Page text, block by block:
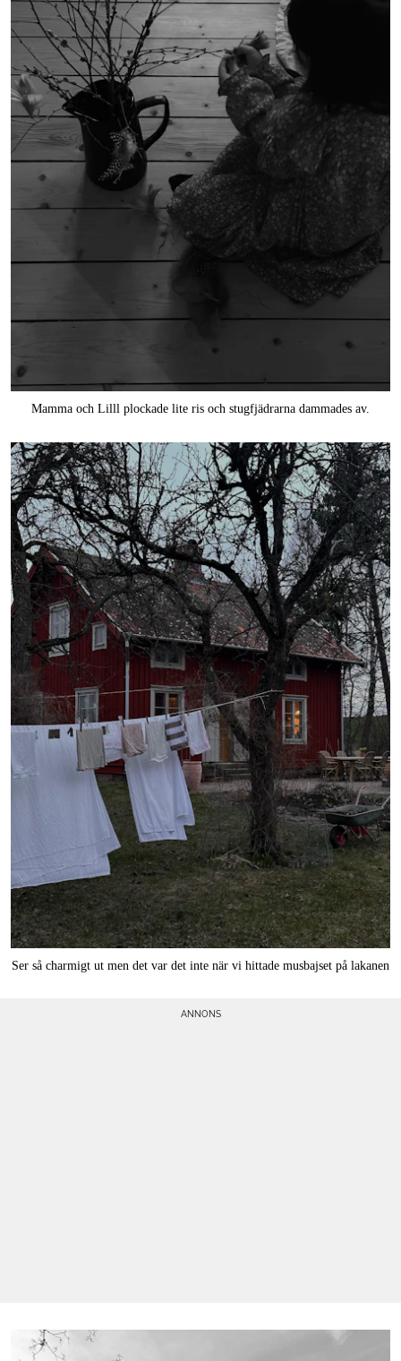
Mamma och Lilll plockade lite ris och stugfjädrarna dammades av.
Ser så charmigt ut men det var det inte när vi hittade musbajset på lakanen